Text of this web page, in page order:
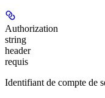
Authorization
string
header
requis
Identifiant de compte de